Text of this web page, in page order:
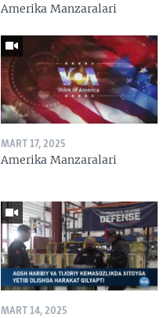
Amerika Manzaralari
MART 17, 2025
Amerika Manzaralari
MART 14, 2025